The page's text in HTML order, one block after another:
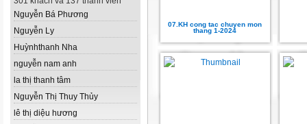
Nguyễn Bá Phương
Nguyễn Ly
Huỳnhthanh Nha
nguyễn nam anh
la thị thanh tâm
Nguyễn Thị Thuy Thủy
lê thị diệu hương
07.KH cong tac chuyen mon
thang 1-2024